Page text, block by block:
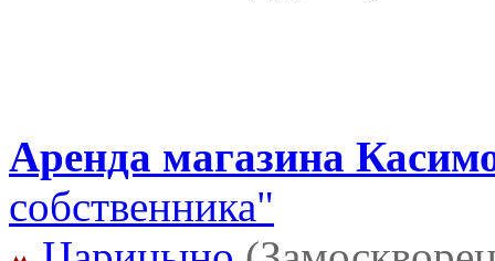
Аренда магазина
собственника"